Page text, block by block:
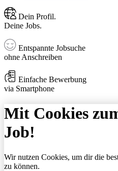
Dein Profil.
Deine Jobs.
Entspannte Jobsuche
ohne Anschreiben
Einfache Bewerbung
via Smartphone
Mit Cookies
Job!
Wir nutzen Cookies, um dir die
zu können.